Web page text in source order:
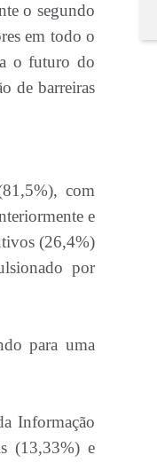
o segundo
em todo o
o futuro do
de barreiras
com
e
(26,4%)
por
para uma
Informação
(13,33%) e